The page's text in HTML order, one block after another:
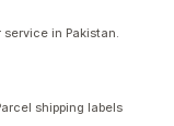
service in Pakistan.
shipping labels